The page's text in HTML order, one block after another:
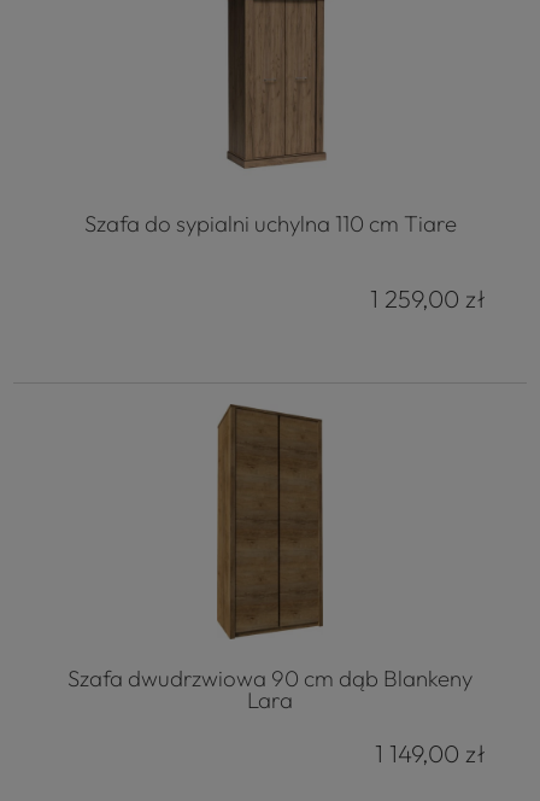
Szafa do sypialni uchylna 110 cm Tiare
1 259,00 zł
Szafa dwudrzwiowa 90 cm dąb Blankeny
Lara
1 149,00 zł